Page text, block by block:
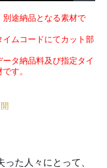
途納品となる素材で
ムコードにてカット部
タ納品料及び指定タイ
す。
た人々にとって、